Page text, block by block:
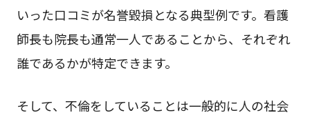
いった口コミが名誉毀損となる典型例です。看護
師長も院長も通常一人であることから、それぞれ
誰であるかが特定できます。
そして、不倫をしていることは一般的に人の社会